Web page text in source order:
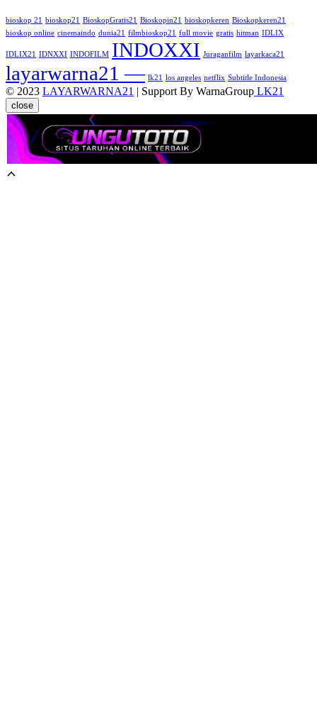
bioskop 21 bioskop21 BioskopGratis21 Bioskopin21 bioskopkeren Bioskopkeren21
bioskop online cinemaindo dunia21 filmbioskop21 full movie gratis hitman IDLIX
IDLIX21 IDNXXI INDOFILM INDOXXI Juraganfilm layarkaca21
layarwarna21 — lk21 los angeles netflix Subtitle Indonesia
© 2023 LAYARWARNA21 | Support By WarnaGroup LK21
close